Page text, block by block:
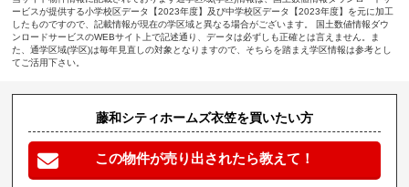
ービスが提供する小学校区データ【2023年度】及び中学校区データ【2023年度】を元に加工
したものですので、記載情報が現在の学区域と異なる場合がございます。 国土数値情報ダウ
ンロードサービスのWEBサイト上で記述通り、データは必ずしも正確とは言えません。ま
た、通学区域(学区)は毎年見直しの対象となりますので、そちらを踏まえ学区情報は参考とし
てご活用下さい。
藤和シティホームズ衣笠を買いたい方
この物件が売り出されたら教えて！